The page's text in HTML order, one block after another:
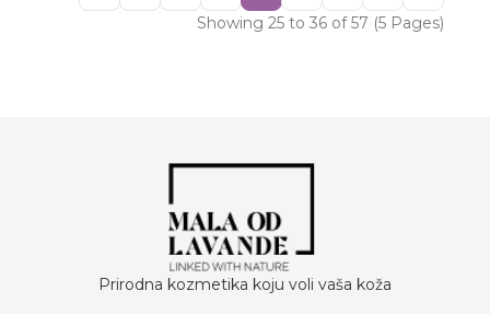
Showing 25 to 36 of 57 (5 Pages)
Prirodna kozmetika koju voli vaša koža